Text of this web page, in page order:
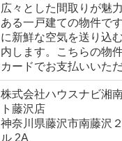
広々とした間取りが魅
ある一戸建ての物件で
に新鮮な空気を送り込
内します。こちらの物
カードでお支払いいただ
株式会社ハウスナビ湘
ト藤沢店
神奈川県藤沢市南藤沢
ル 2A